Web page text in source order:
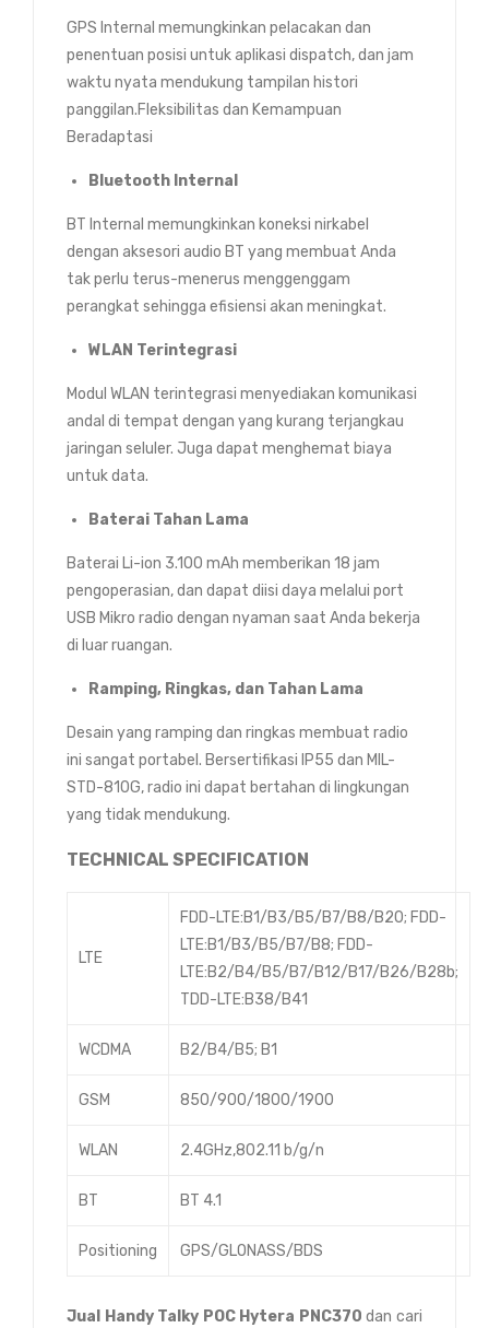
GPS Internal memungkinkan pelacakan dan
penentuan posisi untuk aplikasi dispatch, dan jam
waktu nyata mendukung tampilan histori
panggilan.Fleksibilitas dan Kemampuan
Beradaptasi
Bluetooth Internal
BT Internal memungkinkan koneksi nirkabel
dengan aksesori audio BT yang membuat Anda
tak perlu terus-menerus menggenggam
perangkat sehingga efisiensi akan meningkat.
WLAN Terintegrasi
Modul WLAN terintegrasi menyediakan komunikasi
andal di tempat dengan yang kurang terjangkau
jaringan seluler. Juga dapat menghemat biaya
untuk data.
Baterai Tahan Lama
Baterai Li-ion 3.100 mAh memberikan 18 jam
pengoperasian, dan dapat diisi daya melalui port
USB Mikro radio dengan nyaman saat Anda bekerja
di luar ruangan.
Ramping, Ringkas, dan Tahan Lama
Desain yang ramping dan ringkas membuat radio
ini sangat portabel. Bersertifikasi IP55 dan MIL-
STD-810G, radio ini dapat bertahan di lingkungan
yang tidak mendukung.
TECHNICAL SPECIFICATION
LTE
FDD-LTE:B1/B3/B5/B7/B8/B20; FDD-
LTE:B1/B3/B5/B7/B8; FDD-
LTE:B2/B4/B5/B7/B12/B17/B26/B28b;
TDD-LTE:B38/B41
WCDMA B2/B4/B5; B1
GSM 850/900/1800/1900
WLAN 2.4GHz,802.11 b/g/n
BT BT 4.1
Positioning GPS/GLONASS/BDS
Jual Handy Talky POC Hytera PNC370dan cari